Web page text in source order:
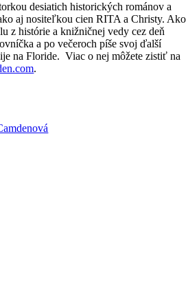
desiatich historických románov a
aj nositeľkou cien RITA a Christy. Ako
z histórie a knižničnej vedy cez deň
a po večeroch píše svoj ďalší
na Floride. Viac o nej môžete zistiť na
.